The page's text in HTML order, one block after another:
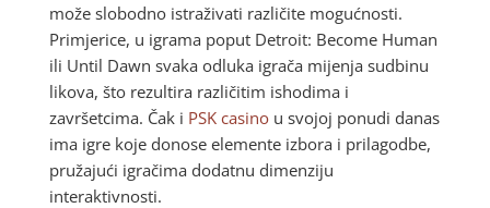
može slobodno istraživati različite mogućnosti.
Primjerice, u igrama poput Detroit: Become Human
ili Until Dawn svaka odluka igrača mijenja sudbinu
likova, što rezultira različitim ishodima i
završetcima. Čak i PSK casinou svojoj ponudi danas
ima igre koje donose elemente izbora i prilagodbe,
pružajući igračima dodatnu dimenziju
interaktivnosti.